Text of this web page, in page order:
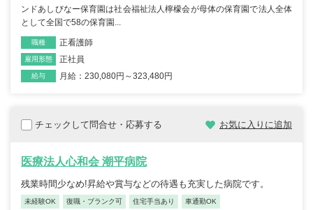
ンドあしびなー保育園は社会福祉法人檸檬会が母体の保育園で法人全体
として全国で58の保育園...
職種 正看護師
雇用形態 正社員
給与 月給：230,080円～323,480円
チェックして問合せ・応募する お気に入りに追加
医療法人心和会 潮平病院
残業時間少なめ!昇給や賞与などの待遇も充実した病院です。
未経験OK 復職・ブランク可 住宅手当あり 車通勤OK